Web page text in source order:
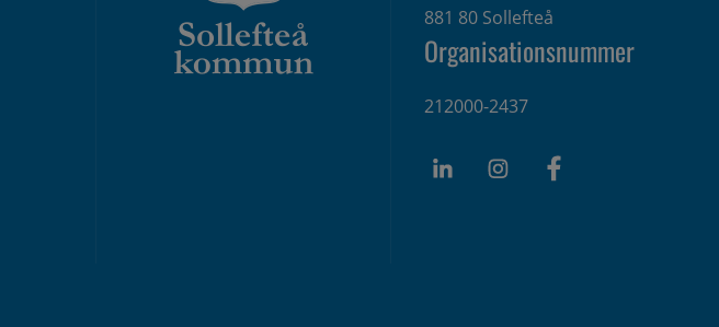
881 80 Sollefteå
Organisationsnummer
212000-2437